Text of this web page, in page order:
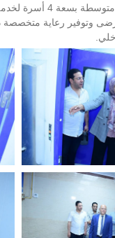
وأضاف الدكتور أحمد كمال
وتوفير رعاية